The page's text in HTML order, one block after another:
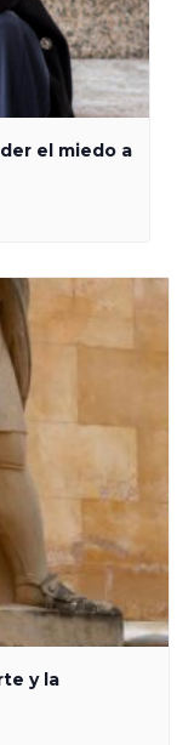
el miedo a
y la